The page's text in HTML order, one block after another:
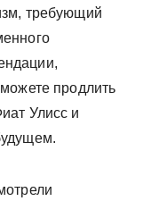
требующий
продлить
Улисс и